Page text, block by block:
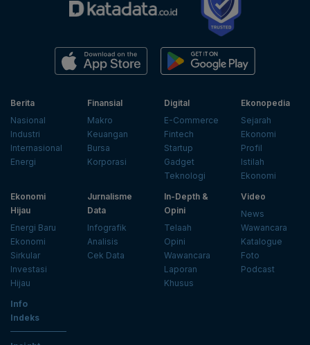
Berita
Nasional
Industri
Internasional
Energi
Finansial
Makro
Keuangan
Bursa
Korporasi
Digital
E-Commerce
Fintech
Startup
Gadget
Teknologi
Ekonopedia
Sejarah
Ekonomi
Profil
Istilah
Ekonomi
Ekonomi
Hijau
Energi Baru
Ekonomi
Sirkular
Investasi
Hijau
Jurnalisme
Data
Infografik
Analisis
Cek Data
In-Depth &
Opini
Telaah
Opini
Wawancara
Laporan
Khusus
Video
News
Wawancara
Katalogue
Foto
Podcast
Info
Indeks